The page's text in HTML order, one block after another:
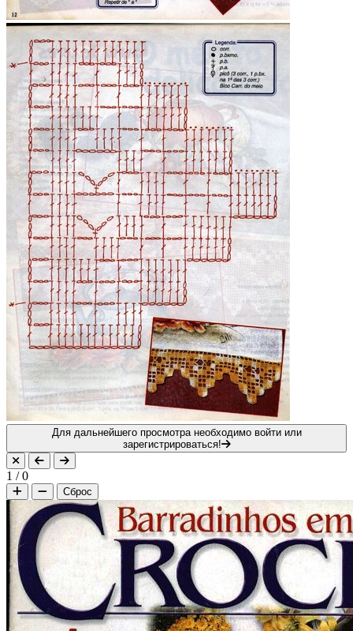
Для дальнейшего просмотра необходимо войти или
зарегистрироваться!
1 /0
Сброс